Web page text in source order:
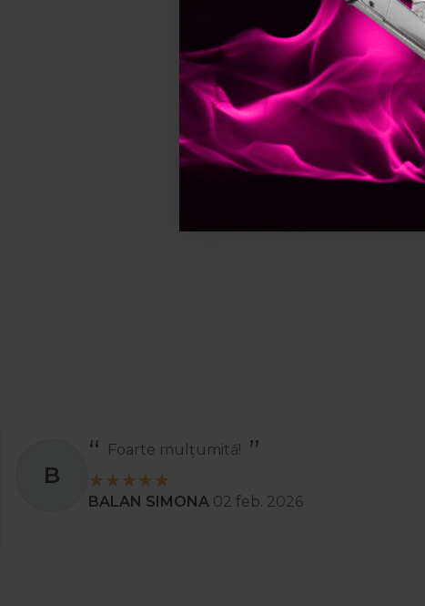
Ce beneficii are
Fixativul Silhouette
puternica. Ofera
Pentru ce tipuri
Un fixativ flexibil este
si permite remodelarea
B
Foarte mulțumită!
BALAN SIMONA 02 feb. 2026